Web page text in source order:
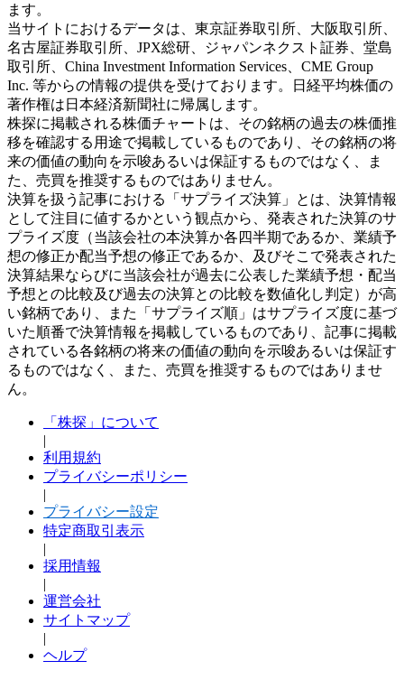
ます。
当サイトにおけるデータは、東京証券取引所、大阪取引所、
名古屋証券取引所、JPX総研、ジャパンネクスト証券、堂島
取引所、China Investment Information Services、CME Group
Inc. 等からの情報の提供を受けております。日経平均株価の
著作権は日本経済新聞社に帰属します。
株探に掲載される株価チャートは、その銘柄の過去の株価推
移を確認する用途で掲載しているものであり、その銘柄の将
来の価値の動向を示唆あるいは保証するものではなく、ま
た、売買を推奨するものではありません。
決算を扱う記事における「サプライズ決算」とは、決算情報
として注目に値するかという観点から、発表された決算のサ
プライズ度（当該会社の本決算か各四半期であるか、業績予
想の修正か配当予想の修正であるか、及びそこで発表された
決算結果ならびに当該会社が過去に公表した業績予想・配当
予想との比較及び過去の決算との比較を数値化し判定）が高
い銘柄であり、また「サプライズ順」はサプライズ度に基づ
いた順番で決算情報を掲載しているものであり、記事に掲載
されている各銘柄の将来の価値の動向を示唆あるいは保証す
るものではなく、また、売買を推奨するものではありませ
ん。
「株探」について
|
利用規約
プライバシーポリシー
|
プライバシー設定
特定商取引表示
|
採用情報
|
運営会社
サイトマップ
|
ヘルプ